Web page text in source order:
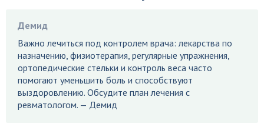
Демид
Важно лечиться под контролем врача: лекарства по
назначению, физиотерапия, регулярные упражнения,
ортопедические стельки и контроль веса часто
помогают уменьшить боль и способствуют
выздоровлению. Обсудите план лечения с
ревматологом. — Демид